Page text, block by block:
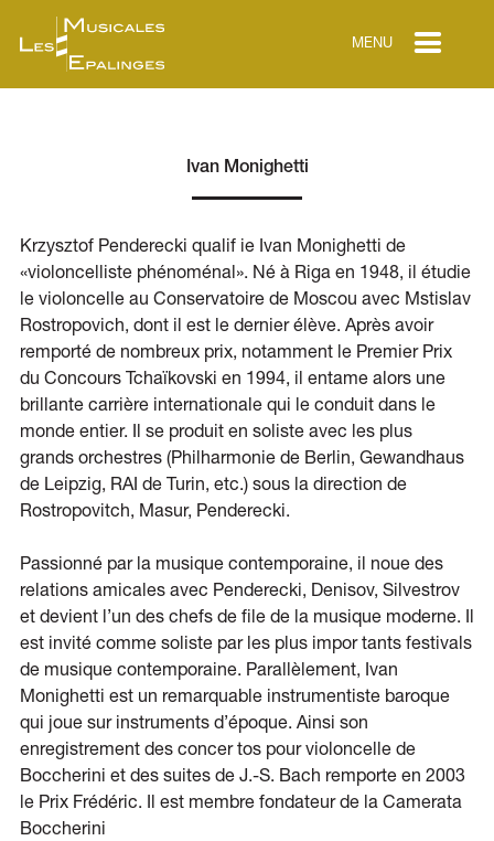
MENU
Ivan Monighetti
Krzysztof Penderecki qualif ie Ivan Monighetti de
«violoncelliste phénoménal». Né à Riga en 1948, il étudie
le violoncelle au Conservatoire de Moscou avec Mstislav
Rostropovich, dont il est le dernier élève. Après avoir
remporté de nombreux prix, notamment le Premier Prix
du Concours Tchaïkovski en 1994, il entame alors une
brillante carrière internationale qui le conduit dans le
monde entier. Il se produit en soliste avec les plus
grands orchestres (Philharmonie de Berlin, Gewandhaus
de Leipzig, RAI de Turin, etc.) sous la direction de
Rostropovitch, Masur, Penderecki.
Passionné par la musique contemporaine, il noue des
relations amicales avec Penderecki, Denisov, Silvestrov
et devient l’un des chefs de file de la musique moderne. Il
est invité comme soliste par les plus impor tants festivals
de musique contemporaine. Parallèlement, Ivan
Monighetti est un remarquable instrumentiste baroque
qui joue sur instruments d’époque. Ainsi son
enregistrement des concer tos pour violoncelle de
Boccherini et des suites de J.-S. Bach remporte en 2003
le Prix Frédéric. Il est membre fondateur de la Camerata
Boccherini